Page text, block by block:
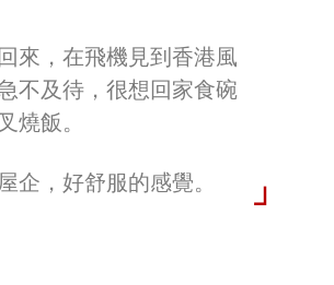
來，在飛機見到香港風
不及待，很想回家食碗
燒飯。
企，好舒服的感覺。